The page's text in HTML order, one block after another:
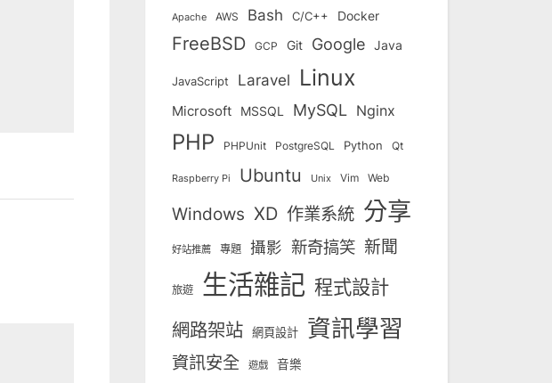
Apache AWS Bash C/C++ Docker
FreeBSD GCP Git Google Java
JavaScript Laravel Linux
Microsoft MSSQL MySQL Nginx
PHP PHPUnit PostgreSQL Python Qt
Raspberry Pi Ubuntu Unix Vim Web
Windows XD 作業系統 分享
好站推薦 專題 攝影 新奇搞笑 新聞
旅遊 生活雜記 程式設計
網路架站 網頁設計 資訊學習
資訊安全 遊戲 音樂